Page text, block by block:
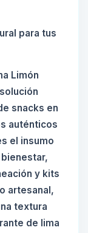
para tus
Limón
snacks en
auténticos
el insumo
y kits
artesanal,
textura
de lima